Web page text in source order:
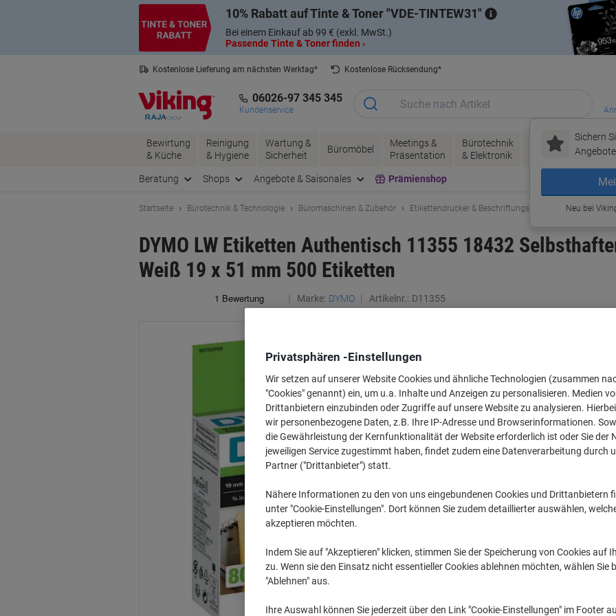
10% Rabatt auf Tinte & Toner VDE-TINTEW31
Bei einem Einkauf ab 99 € (exkl. MwSt.)
Passende Tinte & Toner finden ›
Kostenlose Lieferung am nächsten Werktag*
Kostenlose Rücksendung*
06026-97 345 345
Kundenservice
Sichern
Neu bei
Bewirtung
& Küche
Reinigung
& Hygiene
Wartung &
Sicherheit
Büromöbel
Meetings &
Präsentation
Bürotechnik
& Elektronik
Tinte &
Toner
Papier,
& Pakete
Beratung Shops Angebote & Saisonales Prämienshop
Startseite Bürotechnik & Technologie Büromaschinen & Zubehör Etikettendrucker & Beschriftungsbänder Etiketten &
DYMO LW Etiketten Authentisch 11355 18432
Weiß 19 x 51 mm 500 Etiketten
Marke: DYMO Artikelnr.: D11355
Wechseln und
Viking LW
DMRL11355-WT
mm Thermal 500
8,79 €
Mehr Kaufen,Mehr Sparen
15,49 €
Ab 5 Rollen
Menge exkl. USt
3-4Rollen 15,99 € -3%
Aktuell verfügbar Lieferung 2-3
Privatsphären -Einstellungen
Wir setzen auf unserer Website Cookies und ähnliche Technologien (zusammen
"Cookies" genannt) ein, um u.a. Inhalte und Anzeigen zu personalisieren. Medien
Drittanbietern einzubinden oder Zugriffe auf unsere Website zu analysieren.
wir personenbezogene Daten, z.B. Ihre IP-Adresse und Browserinformationen.
die Gewährleistung der Kernfunktionalität der Website erforderlich ist oder Sie der
jeweiligen Service zugestimmt haben, findet zudem eine Datenverarbeitung durch
Partner ("Drittanbieter") statt.
Nähere Informationen zu den von uns eingebundenen Cookies und Drittanbietern
unter "Cookie-Einstellungen". Dort können Sie zudem detaillierter auswählen,
akzeptieren möchten.
Indem Sie auf "Akzeptieren" klicken, stimmen Sie der Speicherung von Cookies auf
zu. Wenn sie den Einsatz nicht essentieller Cookies ablehnen möchten, wählen Sie
"Ablehnen" aus.
Ihre Auswahl können Sie jederzeit über den Link "Cookie-Einstellungen" im Footer